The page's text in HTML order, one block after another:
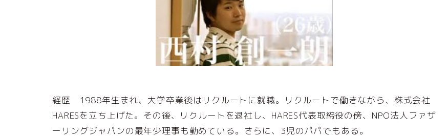
経歴 1988年生まれ、大学卒業後はリクルートに就職。リクルートで働きながら、株式会社
HARESを立ち上げた。その後、リクルートを退社し、HARES代表取締役の傍、NPO法人ファザ
ーリングジャパンの最年少理事も勤めている。さらに、3児のパパでもある。